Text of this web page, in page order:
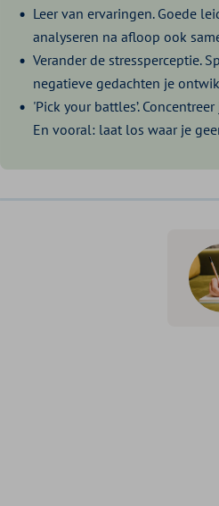
Leer van ervaringen. Goede
analyseren na afloop ook
Verander de stressperceptie.
negatieve gedachten je
'Pick your battles’.
En vooral: laat los waar je